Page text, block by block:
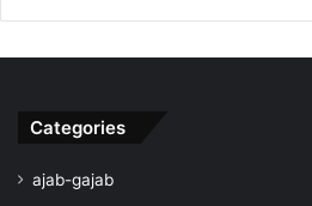
Categories
ajab-gajab